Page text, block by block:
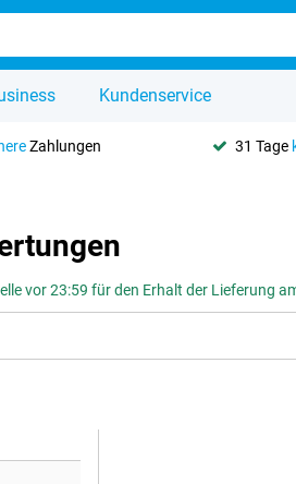
Kundenservice
Zahlungen 31 Tage
vor 23:59 für den Erhalt der Lieferung